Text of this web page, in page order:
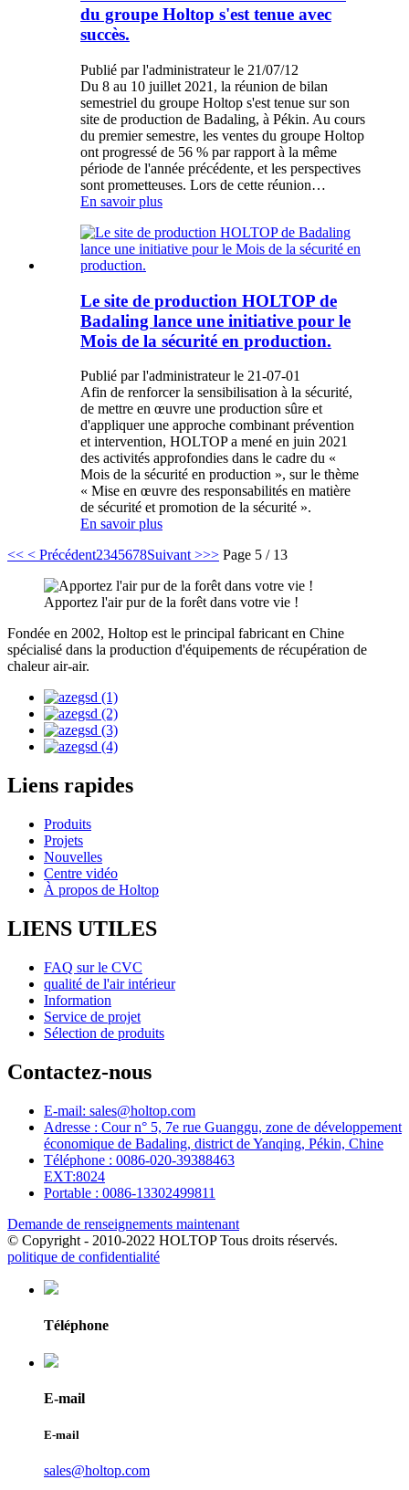
du groupe Holtop s'est tenue avec
succès.
Publié par l'administrateur le 21/07/12
Du 8 au 10 juillet 2021, la réunion de bilan
semestriel du groupe Holtop s'est tenue sur son
site de production de Badaling, à Pékin. Au cours
du premier semestre, les ventes du groupe Holtop
ont progressé de 56 % par rapport à la même
période de l'année précédente, et les perspectives
sont prometteuses. Lors de cette réunion…
En savoir plus
Le site de production HOLTOP de
Badaling lance une initiative pour le
Mois de la sécurité en production.
Publié par l'administrateur le 21-07-01
Afin de renforcer la sensibilisation à la sécurité,
de mettre en œuvre une production sûre et
d'appliquer une approche combinant prévention
et intervention, HOLTOP a mené en juin 2021
des activités approfondies dans le cadre du «
Mois de la sécurité en production », sur le thème
« Mise en œuvre des responsabilités en matière
de sécurité et promotion de la sécurité ».
En savoir plus
<< < Précédent2345678Suivant >>> Page 5 / 13
Apportez l'air pur de la forêt dans votre vie !
Fondée en 2002, Holtop est le principal fabricant en Chine
spécialisé dans la production d'équipements de récupération de
chaleur air-air.
Liens rapides
Produits
Projets
Nouvelles
Centre vidéo
À propos de Holtop
LIENS UTILES
FAQ sur le CVC
qualité de l'air intérieur
Information
Service de projet
Sélection de produits
Contactez-nous
E-mail: sales@holtop.com
Adresse : Cour n° 5, 7e rue Guanggu, zone de développement
économique de Badaling, district de Yanqing, Pékin, Chine
Téléphone : 0086-020-39388463
EXT:8024
Portable : 0086-13302499811
Demande de renseignements maintenant
© Copyright - 2010-2022 HOLTOP Tous droits réservés.
politique de confidentialité
Téléphone
E-mail
E-mail
sales@holtop.com